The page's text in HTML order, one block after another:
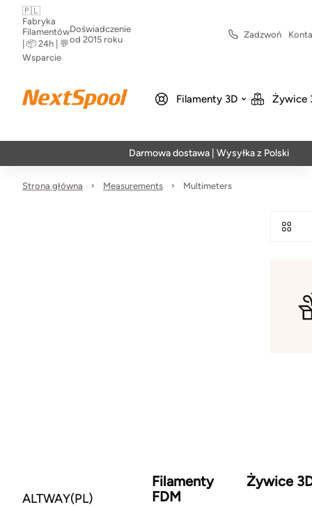
🇵🇱
Fabryka
Filamentów
| 📦 24h | 💬
Wsparcie
Doświadczenie
od 2015 roku
Zadzwoń
Filamenty 3D Żywice
Darmowa dostawa | Wysyłka z Polski |
Strona główna Measurements Multimeters
ALTWAY(PL)
Filamenty
FDM
Żywice